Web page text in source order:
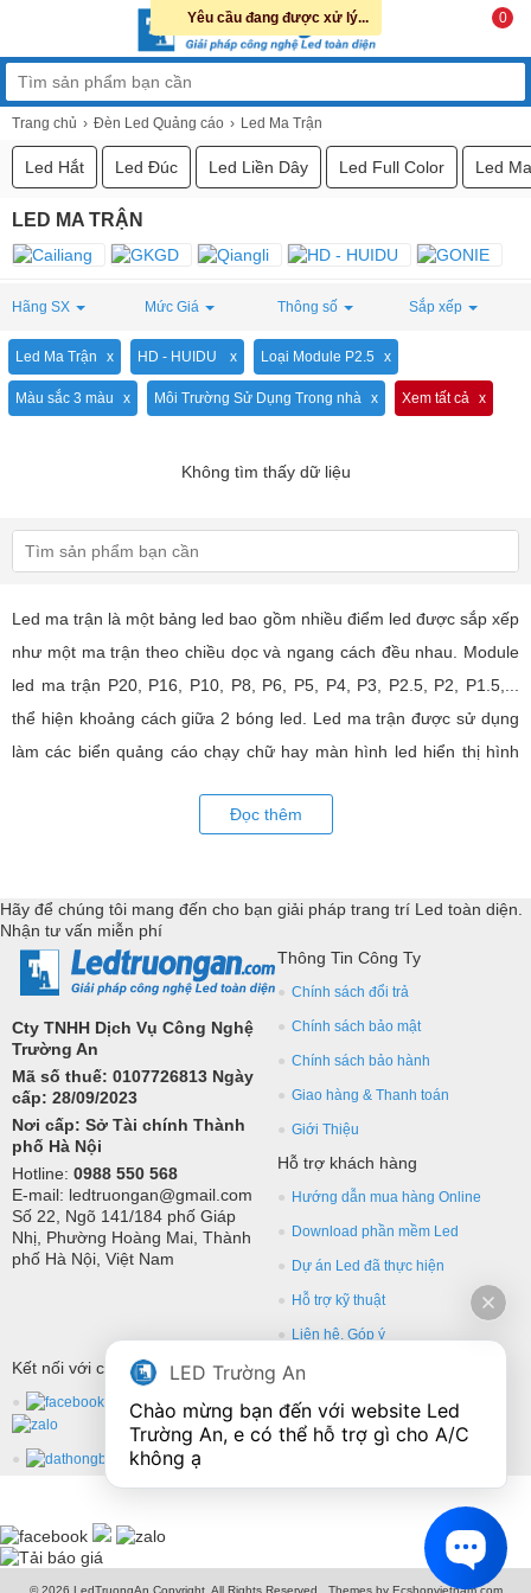
0
Trang chủ Đèn Led Quảng cáo Led Ma Trận
Led Hắt Led Đúc Led Liền Dây Led Full Color Led
LED MA TRẬN
Hãng SX Mức Giá Thông số Sắp xếp
Led Ma Trận HD - HUIDU Loại Module P2.5
Màu sắc 3 màu Môi Trường Sử Dụng Trong nhà Xem tất cả
Không tìm thấy dữ liệu
Led ma trận là một bảng led bao gồm nhiều điểm led được sắp xếp
như một ma trận theo chiều dọc và ngang cách đều nhau. Module
led ma trận P20, P16, P10, P8, P6, P5, P4, P3, P2.5, P2, P1.5,...
thể hiện khoảng cách giữa 2 bóng led. Led ma trận được sử dụng
làm các biển quảng cáo chạy chữ hay màn hình led hiển thị hình
nhiều lĩnh vực của cuộc sống. LED Trường An cung cấp tất cả các
YRL,...Tư vấn giả pháp, hỗ trợ kỹ thuật chuyên sâu cho các
ứng dụng trang trí led.
Đọc thêm
Hãy để chúng tôi mang đến cho bạn giải pháp trang trí Led toàn diện.
Nhận tư vấn miễn phí
Cty TNHH Dịch Vụ Công Nghệ
Trường An
Mã số thuế: 0107726813 Ngày
cấp: 28/09/2023
Nơi cấp: Sở Tài chính Thành
phố Hà Nội
Hotline: 0988 550 568
E-mail: ledtruongan@gmail.com
Số 22, Ngõ 141/184 phố Giáp
Nhị, Phường Hoàng Mai, Thành
phố Hà Nội, Việt Nam
Thông Tin Công Ty
Chính sách đổi trả
Chính sách bảo mật
Chính sách bảo hành
Giao hàng & Thanh toán
Giới Thiệu
Hỗ trợ khách hàng
Hướng dẫn mua hàng Online
Download phần mềm Led
Dự án Led đã thực hiện
Hỗ trợ kỹ thuật
Liên hệ, Góp ý
Kết nối với chúng tôi
© 2026 LedTruongAn Copyright, All Rights Reserved.. Themes by Ecshopvietnam.com
Yêu cầu đang được xử lý...
LED Trường An
Chào mừng bạn đến với website Led
Trường An, e có thể hỗ trợ gì cho A/C
không ạ